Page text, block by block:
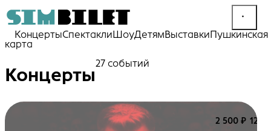
КонцертыСпектакли ШоуДетямВыставкиПушкинская
карта
Концерты
27 событий
2 500 ₽ 12+